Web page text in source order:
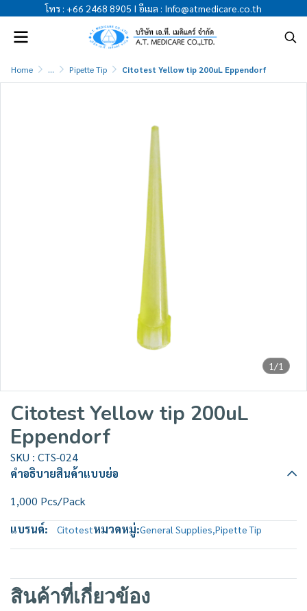
โทร : +66 2468 8905 I อีเมล : Info@atmedicare.co.th
Home ... Pipette Tip Citotest Yellow tip 200uL Eppendorf
1/1
Citotest Yellow tip 200uL
Eppendorf
SKU : CTS-024
คำอธิบายสินค้าแบบย่อ
1,000 Pcs/Pack
แบรนด์:
Citotestหมวดหมู่:General Supplies,Pipette Tip
สินค้าที่เกี่ยวข้อง